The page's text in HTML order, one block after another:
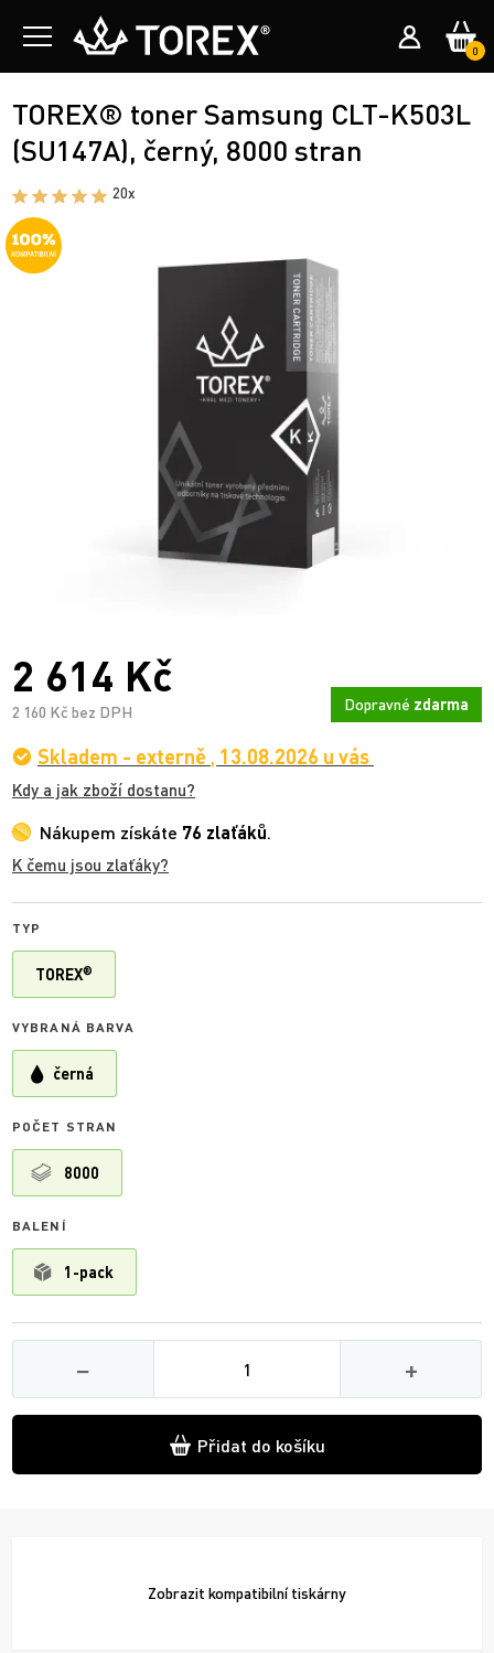
0
TOREX® toner Samsung CLT-K503L
(SU147A), černý, 8000 stran
20x
2 614 Kč
2 160 Kč bez DPH Dopravné zdarma
Skladem - externě , 13.08.2026 u vás
Kdy a jak zboží dostanu?
Nákupem získáte 76 zlaťáků.
K čemu jsou zlaťáky?
TYP
TOREX®
VYBRANÁ BARVA
černá
POČET STRAN
8000
BALENÍ
1-pack
−
Množství
+
Přidat do košíku
Zobrazit kompatibilní tiskárny